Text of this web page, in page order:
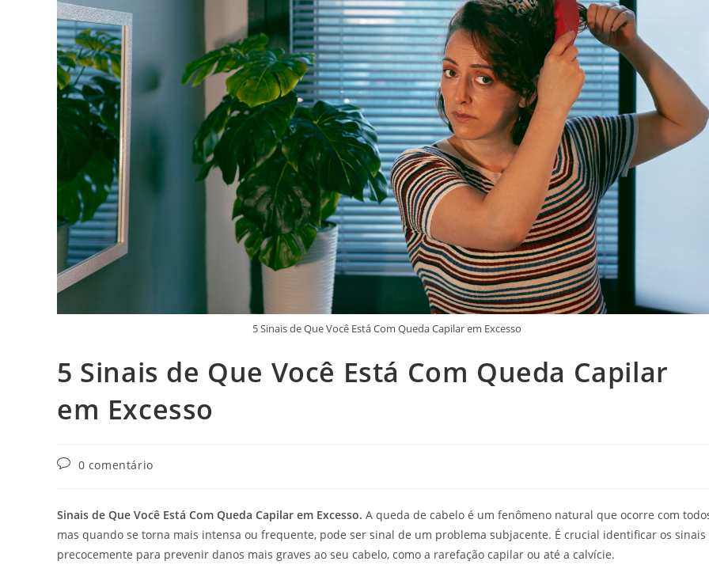
5 Sinais de Que Você Está Com Queda Capilar em Excesso
5 Sinais de Que Você Está Com Queda Capilar
em Excesso
0 comentário
Sinais de Que Você Está Com Queda Capilar em Excesso. A queda de cabelo é um fenômeno natural que ocorre com
mas quando se torna mais intensa ou frequente, pode ser sinal de um problema subjacente. É crucial identificar os sinais
precocemente para prevenir danos mais graves ao seu cabelo, como a rarefação capilar ou até a calvície.